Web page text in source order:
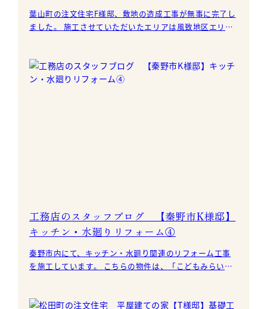
葉山町の注文住宅F様邸、敷地の造成工事が無事に完了し
ました。 施工させていただいたエリアは風致地区エリア
工務店のスタッフブログ 【秦野市K様邸】
キッチン・水廻りリフォーム④
秦野市内にて、キッチン・水廻り関連のリフォーム工事
を施工しています。 こちらの物件は、「こどもみらい住